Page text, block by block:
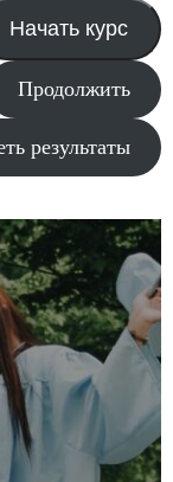
Начать курс
Продолжить
результаты